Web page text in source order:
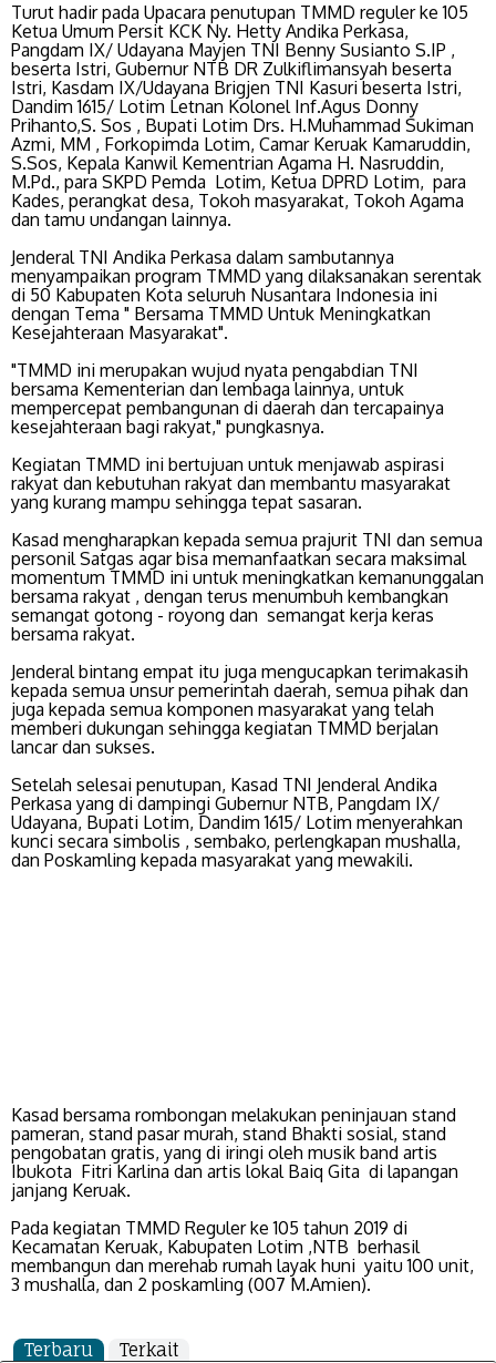
Turut hadir pada Upacara penutupan TMMD reguler ke 105
Ketua Umum Persit KCK Ny. Hetty Andika Perkasa,
Pangdam IX/ Udayana Mayjen TNI Benny Susianto S.IP ,
beserta Istri, Gubernur NTB DR Zulkiflimansyah beserta
Istri, Kasdam IX/Udayana Brigjen TNI Kasuri beserta Istri,
Dandim 1615/ Lotim Letnan Kolonel Inf.Agus Donny
Prihanto,S. Sos , Bupati Lotim Drs. H.Muhammad Sukiman
Azmi, MM , Forkopimda Lotim, Camar Keruak Kamaruddin,
S.Sos, Kepala Kanwil Kementrian Agama H. Nasruddin,
M.Pd., para SKPD Pemda Lotim, Ketua DPRD Lotim, para
Kades, perangkat desa, Tokoh masyarakat, Tokoh Agama
dan tamu undangan lainnya.
Jenderal TNI Andika Perkasa dalam sambutannya
menyampaikan program TMMD yang dilaksanakan serentak
di 50 Kabupaten Kota seluruh Nusantara Indonesia ini
dengan Tema " Bersama TMMD Untuk Meningkatkan
Kesejahteraan Masyarakat".
"TMMD ini merupakan wujud nyata pengabdian TNI
bersama Kementerian dan lembaga lainnya, untuk
mempercepat pembangunan di daerah dan tercapainya
kesejahteraan bagi rakyat," pungkasnya.
Kegiatan TMMD ini bertujuan untuk menjawab aspirasi
rakyat dan kebutuhan rakyat dan membantu masyarakat
yang kurang mampu sehingga tepat sasaran.
Kasad mengharapkan kepada semua prajurit TNI dan semua
personil Satgas agar bisa memanfaatkan secara maksimal
momentum TMMD ini untuk meningkatkan kemanunggalan
bersama rakyat , dengan terus menumbuh kembangkan
semangat gotong - royong dan semangat kerja keras
bersama rakyat.
Jenderal bintang empat itu juga mengucapkan terimakasih
kepada semua unsur pemerintah daerah, semua pihak dan
juga kepada semua komponen masyarakat yang telah
memberi dukungan sehingga kegiatan TMMD berjalan
lancar dan sukses.
Setelah selesai penutupan, Kasad TNI Jenderal Andika
Perkasa yang di dampingi Gubernur NTB, Pangdam IX/
Udayana, Bupati Lotim, Dandim 1615/ Lotim menyerahkan
kunci secara simbolis , sembako, perlengkapan mushalla,
dan Poskamling kepada masyarakat yang mewakili.
Kasad bersama rombongan melakukan peninjauan stand
pameran, stand pasar murah, stand Bhakti sosial, stand
pengobatan gratis, yang di iringi oleh musik band artis
Ibukota Fitri Karlina dan artis lokal Baiq Gita di lapangan
janjang Keruak.
Pada kegiatan TMMD Reguler ke 105 tahun 2019 di
Kecamatan Keruak, Kabupaten Lotim ,NTB berhasil
membangun dan merehab rumah layak huni yaitu 100 unit,
3 mushalla, dan 2 poskamling (007 M.Amien).
Terbaru Terkait